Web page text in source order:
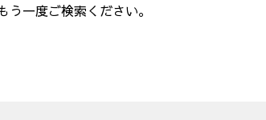
う一度ご検索ください。